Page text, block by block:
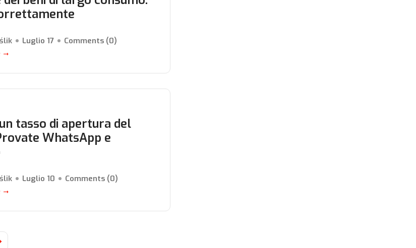
Luglio 17 Comments (0)
tasso di apertura del
WhatsApp e
Luglio 10 Comments (0)